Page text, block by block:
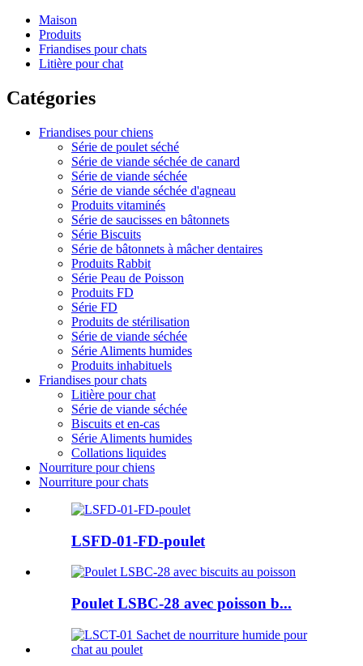
Maison
Produits
Friandises pour chats
Litière pour chat
Catégories
Friandises pour chiens
Série de poulet séché
Série de viande séchée de canard
Série de viande séchée
Série de viande séchée d'agneau
Produits vitaminés
Série de saucisses en bâtonnets
Série Biscuits
Série de bâtonnets à mâcher dentaires
Produits Rabbit
Série Peau de Poisson
Produits FD
Série FD
Produits de stérilisation
Série de viande séchée
Série Aliments humides
Produits inhabituels
Friandises pour chats
Litière pour chat
Série de viande séchée
Biscuits et en-cas
Série Aliments humides
Collations liquides
Nourriture pour chiens
Nourriture pour chats
LSFD-01-FD-poulet
Poulet LSBC-28 avec poisson b...